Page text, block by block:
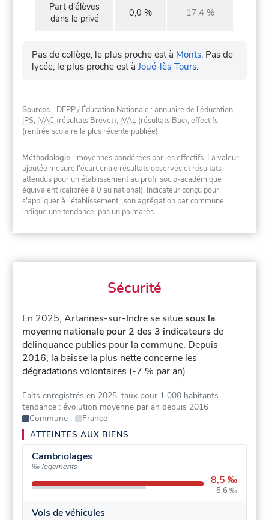
Part d'élèves
dans le privé
0,0 % 17,4 %
Pas de collège, le plus proche est à Monts. Pas de
lycée, le plus proche est àJoué-lès-Tours.
Sources - DEPP / Éducation Nationale : annuaire de l'éducation,
IPS, IVAC (résultats Brevet), IVAL (résultats Bac), effectifs
(rentrée scolaire la plus récente publiée).
Méthodologie - moyennes pondérées par les effectifs. La valeur
ajoutée mesure l'écart entre résultats observés et résultats
attendus pour un établissement au profil socio-académique
équivalent (calibrée à 0 au national). Indicateur conçu pour
s'appliquer à l'établissement ; son agrégation par commune
indique une tendance, pas un palmarès.
Sécurité
En 2025, Artannes-sur-Indre se situesous la
moyenne nationale pour 2 des 3 indicateurs de
délinquance publiés pour la commune. Depuis
2016, la baisse la plus nette concerne les
dégradations volontaires (-7 % par an).
Faits enregistrés en 2025, taux pour 1 000 habitants ·
tendance : évolution moyenne par an depuis 2016
Commune
France
ATTEINTES AUX BIENS
Cambriolages
‰ logements
8,5 ‰
5,6 ‰
Vols de véhicules